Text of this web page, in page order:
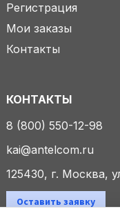
Регистрация
Мои заказы
Контакты
КОНТАКТЫ
8 (800) 550-12-98
kai@antelcom.ru
125430, г. Москва,
Оставить заявку